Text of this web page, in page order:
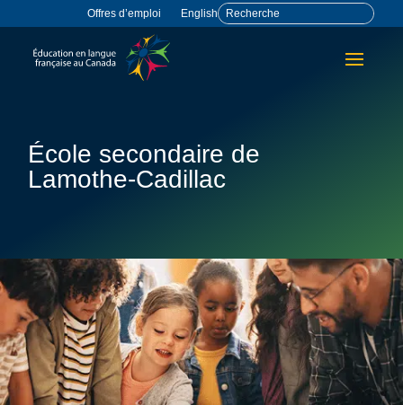
Offres d’emploi English
École secondaire de
Lamothe-Cadillac